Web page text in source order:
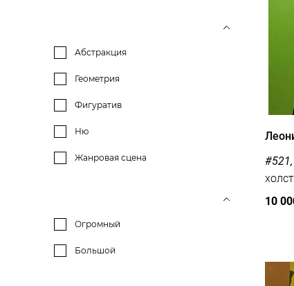
Абстракция
Геометрия
Фигуратив
Ню
Жанровая сцена
Огромный
Большой
10